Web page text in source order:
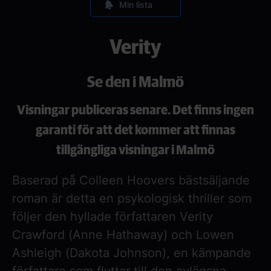
Min lista
Verity
Se den i Malmö
Visningar publiceras senare. Det finns ingen
garanti för att det kommer att finnas
tillgängliga visningar i Malmö
Baserad på Colleen Hoovers bästsäljande
roman är detta en psykologisk thriller som
följer den hyllade författaren Verity
Crawford (Anne Hathaway) och Lowen
Ashleigh (Dakota Johnson), en kämpande